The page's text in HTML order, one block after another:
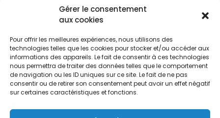
Gérer le consentement
aux cookies
Pour offrir les meilleures expériences, nous utilisons des
technologies telles que les cookies pour stocker et/ou accéder aux
informations des appareils. Le fait de consentir à ces technologies
nous permettra de traiter des données telles que le comportement
de navigation ou les ID uniques sur ce site. Le fait de ne pas
consentir ou de retirer son consentement peut avoir un effet négatif
sur certaines caractéristiques et fonctions.
Nous joindre
Tél. 450 546-2703
Restez informés
Abonnez-vous aux alertes municipales